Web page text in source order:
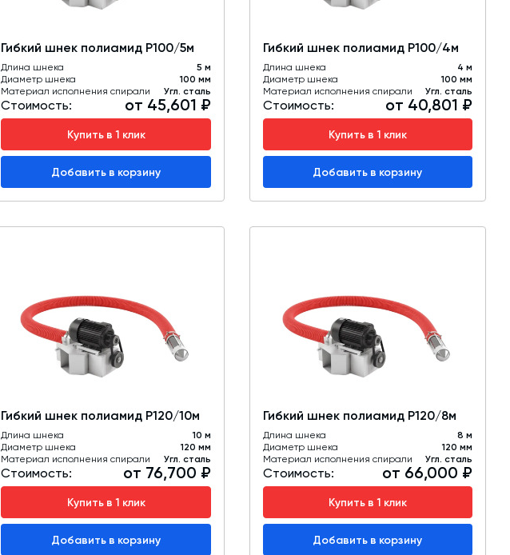
Гибкий шнек полиамид Р100/5м
Длина шнека
5 м
Диаметр шнека
100 мм
Материал исполнения спирали
Угл. сталь
Стоимость: от 45,601 ₽
Купить в 1 клик
Добавить в корзину
Гибкий шнек полиамид Р100/4м
Длина шнека
4 м
Диаметр шнека
100 мм
Материал исполнения спирали
Угл. сталь
Стоимость: от 40,801 ₽
Купить в 1 клик
Добавить в корзину
Гибкий шнек полиамид Р120/10м
Длина шнека
10 м
Диаметр шнека
120 мм
Материал исполнения спирали
Угл. сталь
Стоимость: от 76,700 ₽
Купить в 1 клик
Добавить в корзину
Гибкий шнек полиамид Р120/8м
Длина шнека
8 м
Диаметр шнека
120 мм
Материал исполнения спирали
Угл. сталь
Стоимость: от 66,000 ₽
Купить в 1 клик
Добавить в корзину